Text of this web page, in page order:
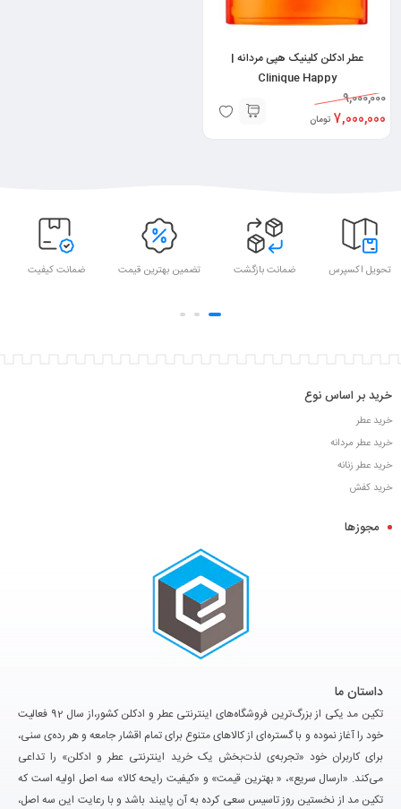
عطر ادکلن کلینیک هپی مردانه |
Clinique Happy
9,000,000
7,000,000 تومان
تحویل اکسپرس ضمانت بازگشت تضمین بهترین قیمت ضمانت کیفیت
خرید بر اساس نوع
خرید عطر
خرید عطر مردانه
خرید عطر زنانه
خرید کفش
مجوزها
داستان ما
تکین مد یکی از بزرگ‌ترین فروشگاه‌های اینترنتی عطر و ادکلن کشور،از سال 92 فعالیت
خود را آغاز نموده و با گستره‌ای از کالاهای متنوع برای تمام اقشار جامعه و هر رده‌ی سنی،
برای کاربران خود «تجربه‌ی لذت‌بخش یک خرید اینترنتی عطر و ادکلن» را تداعی
می‌کند. «ارسال سریع»، « بهترین قیمت» و «کیفیت رایحه کالا» سه اصل اولیه است که
تکین مد از نخستین روز تاسیس سعی کرده به آن پایبند باشد و با رعایت این سه اصل،